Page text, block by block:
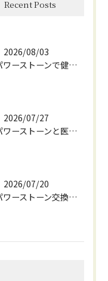
Recent Posts
2026/08/03
パワーストーンで健康運を高める石選びと日常使いの実践ポイント
2026/07/27
パワーストーンと医療の力で熊本県阿蘇郡小国町水俣市の奇跡と開運を体感する旅
2026/07/20
パワーストーン交換会で安心のブレスレット修理と運気アップのメンテナンス術